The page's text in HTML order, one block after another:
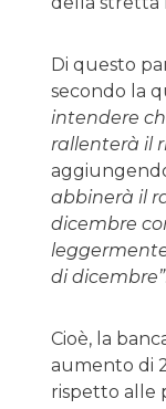
Di questo
secondo la
intendere
rallenterà il
abbinerà il
dicembre
di dicembre”.
Cioè, la
aumento di
rispetto alle